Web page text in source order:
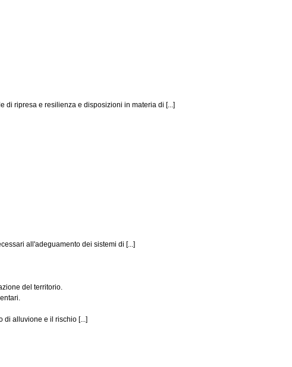
di ripresa e resilienza e disposizioni in materia di [...]
all'adeguamento dei sistemi di [...]
del territorio.
di alluvione e il rischio [...]